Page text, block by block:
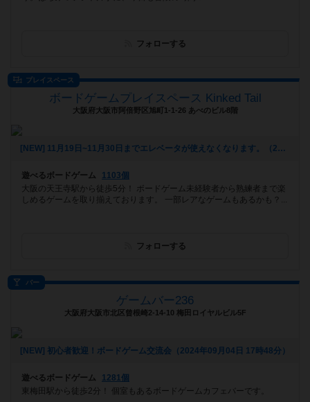
フォローする
プレイスペース
ボードゲームプレイスペース Kinked Tail
大阪府大阪市阿倍野区旭町1-1-26 あべのビル8階
[NEW] 11月19日~11月30日までエレベータが使えなくなります。（2025年10月20日 16時13分）
遊べるボードゲーム
1103個
大阪の天王寺駅から徒歩5分！ ボードゲーム未経験者から熟練者まで楽
しめるゲームを取り揃えております。 一部レアなゲームもあるかも？...
フォローする
バー
ゲームバー236
大阪府大阪市北区曾根崎2-14-10 梅田ロイヤルビル5F
[NEW] 初心者歓迎！ボードゲーム交流会（2024年09月04日 17時48分）
遊べるボードゲーム
1281個
東梅田駅から徒歩2分！ 個室もあるボードゲームカフェバーです。